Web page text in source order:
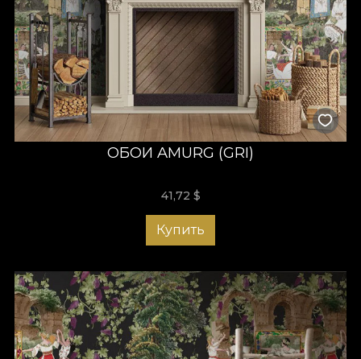
ОБОИ AMURG (GRI)
41,72 $
Купить